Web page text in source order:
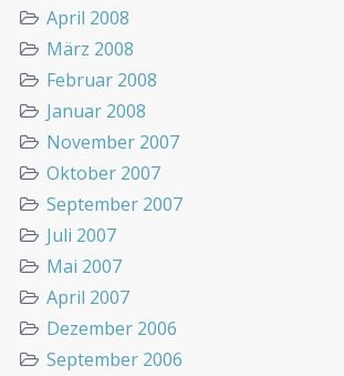
April 2008
März 2008
Februar 2008
Januar 2008
November 2007
Oktober 2007
September 2007
Juli 2007
Mai 2007
April 2007
Dezember 2006
September 2006